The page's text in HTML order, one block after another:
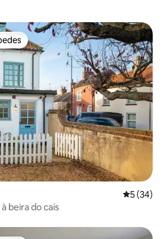
dos hóspedes
5 de uma
5 (34)
beira do cais